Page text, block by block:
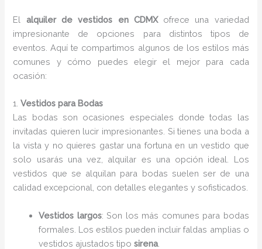
El alquiler de vestidos en CDMXofrece una variedad
impresionante de opciones para distintos tipos de
eventos. Aquí te compartimos algunos de los estilos más
comunes y cómo puedes elegir el mejor para cada
ocasión:
1.Vestidos para Bodas
Las bodas son ocasiones especiales donde todas las
invitadas quieren lucir impresionantes. Si tienes una boda a
la vista y no quieres gastar una fortuna en un vestido que
solo usarás una vez, alquilar es una opción ideal. Los
vestidos que se alquilan para bodas suelen ser de una
calidad excepcional, con detalles elegantes y sofisticados.
Vestidos largos: Son los más comunes para bodas
formales. Los estilos pueden incluir faldas amplias o
vestidos ajustados tiposirena.